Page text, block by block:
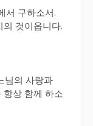
서 구하소서.
것이옵니다.
님의 사랑과
항상 함께 하소